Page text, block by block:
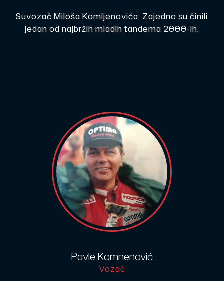
Suvozač Miloša Komljenovića. Zajedno su činili
jedan od najbržih mladih tandema 2000-ih.
Pavle Komnenović
Vozač